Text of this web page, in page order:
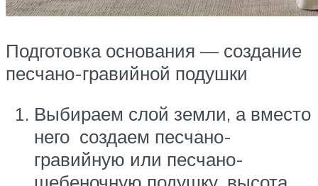
Подготовка основания — создание
песчано-гравийной подушки
Выбираем слой земли, а вместо
него создаем песчано-
гравийную или песчано-